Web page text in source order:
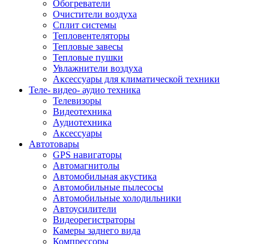
Обогреватели
Очистители воздуха
Сплит системы
Тепловентеляторы
Тепловые завесы
Тепловые пушки
Увлажнители воздуха
Аксессуары для климатической техники
Теле- видео- аудио техника
Телевизоры
Видеотехника
Аудиотехника
Аксессуары
Автотовары
GPS навигаторы
Автомагнитолы
Автомобильная акустика
Автомобильные пылесосы
Автомобильные холодильники
Автоусилители
Видеорегистраторы
Камеры заднего вида
Компрессоры